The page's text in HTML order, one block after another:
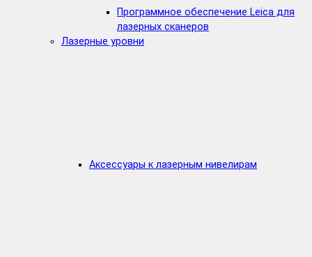
Программное обеспечение Leica для
лазерных сканеров
Лазерные уровни
Аксессуары к лазерным нивелирам